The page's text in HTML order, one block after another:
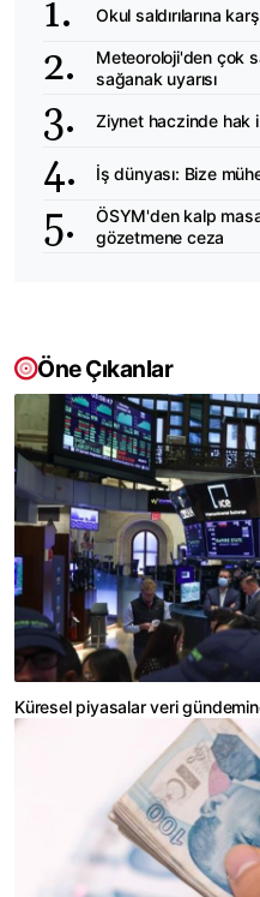
Okul saldırılarına
Meteoroloji'den çok
sağanak uyarısı
Ziynet haczinde hak
İş dünyası: Bize
ÖSYM'den kalp
gözetmene ceza
Öne Çıkanlar
Küresel piyasalar veri